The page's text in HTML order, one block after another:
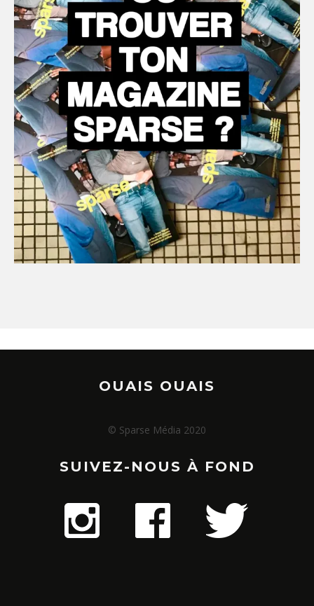
OUAIS OUAIS
© Sparse Média 2020
SUIVEZ-NOUS À FOND